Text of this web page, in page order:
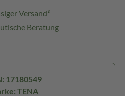
Versand³
Beratung
17180549
TENA